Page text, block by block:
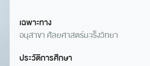
เฉพาะทาง
อนุสาขา ศัลยศาสตร์มะเร็งวิทยา
ประวัติการศึกษา